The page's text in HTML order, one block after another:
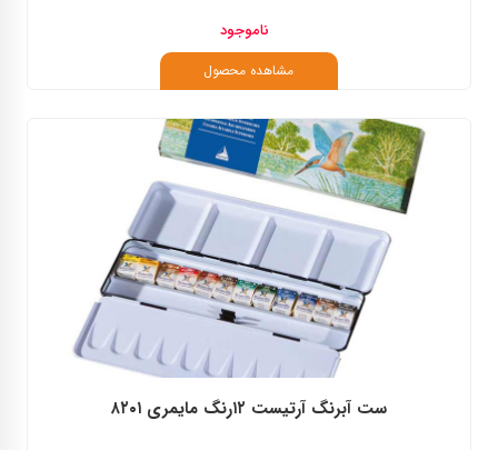
ناموجود
مشاهده محصول
ست آبرنگ آرتیست ۱۲رنگ مایمری ۸۲۰۱